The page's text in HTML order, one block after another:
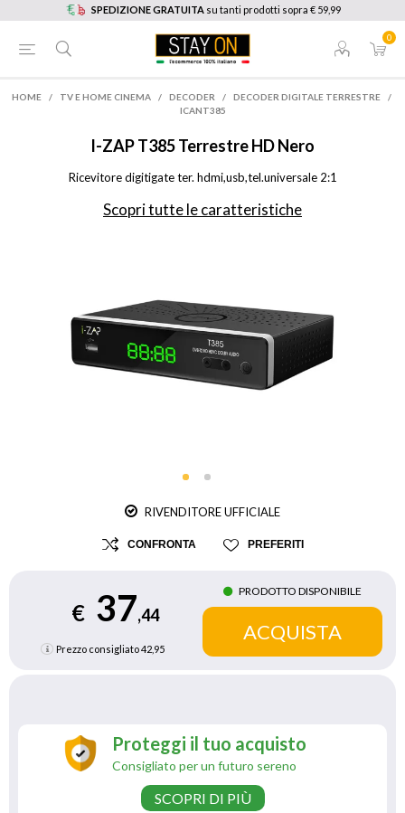
SPEDIZIONE GRATUITA su tanti prodotti sopra € 59,99
0
HOME / TV E HOME CINEMA / DECODER / DECODER DIGITALE TERRESTRE
/
ICANT385
I-ZAPT385 Terrestre HD Nero
Ricevitore digitigate ter. hdmi,usb,tel.universale 2:1
Scopri tutte le caratteristiche
RIVENDITORE UFFICIALE
CONFRONTA PREFERITI
€ 37,44
Prezzo consigliato42,95
PRODOTTO DISPONIBILE
Proteggi il tuo acquisto
Consigliato per un futuro sereno
SCOPRI DI PIÙ